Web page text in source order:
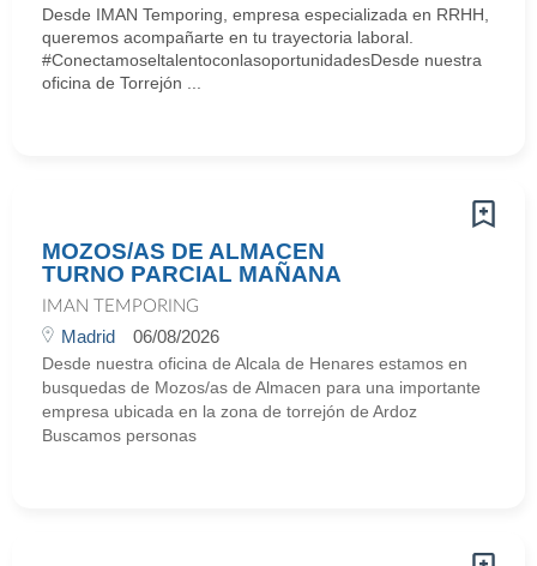
Desde IMAN Temporing, empresa especializada en RRHH,
queremos acompañarte en tu trayectoria laboral.
#ConectamoseltalentoconlasoportunidadesDesde nuestra
oficina de Torrejón ...
MOZOS/AS DE ALMACEN
TURNO PARCIAL MAÑANA
IMAN TEMPORING
Madrid 06/08/2026
Desde nuestra oficina de Alcala de Henares estamos en
busquedas de Mozos/as de Almacen para una importante
empresa ubicada en la zona de torrejón de Ardoz
Buscamos personas